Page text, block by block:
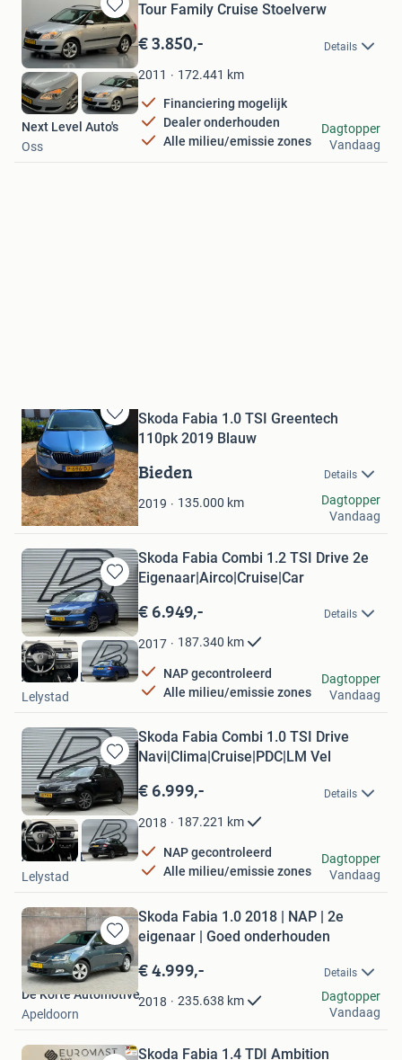
Bewaren
in
Mijn
Favorieten
Tour Family Cruise Stoelverw
€ 3.850,- Details
2011 172.441 km
Financiering mogelijk
Dealer onderhouden
Alle milieu/emissie zones
Next Level Auto's
Oss
Dagtopper
Vandaag
Bewaren
in
Mijn
Favorieten
Skoda Fabia 1.0 TSI Greentech
110pk 2019 Blauw
Bieden Details
2019 135.000 km
Jos Creemers
Weert
Dagtopper
Vandaag
Bewaren
in
Mijn
Favorieten
Skoda Fabia Combi 1.2 TSI Drive 2e
Eigenaar|Airco|Cruise|Car
€ 6.949,- Details
2017 187.340 km
NAP gecontroleerd
Alle milieu/emissie zones
Autobaan B.V.
Lelystad
Dagtopper
Vandaag
Bewaren
in
Mijn
Favorieten
Skoda Fabia Combi 1.0 TSI Drive
Navi|Clima|Cruise|PDC|LM Vel
€ 6.999,- Details
2018 187.221 km
NAP gecontroleerd
Alle milieu/emissie zones
Autobaan B.V.
Lelystad
Dagtopper
Vandaag
Bewaren
in
Mijn
Favorieten
Skoda Fabia 1.0 2018 | NAP | 2e
eigenaar | Goed onderhouden
€ 4.999,- Details
2018 235.638 km
De Korte Automotive
Apeldoorn
Dagtopper
Vandaag
Skoda Fabia 1.4 TDI Ambition